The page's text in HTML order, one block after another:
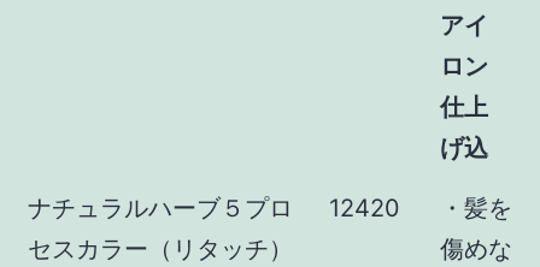
アイ
ロン
仕上
げ込
ナチュラルハーブ５プロ
セスカラー（リタッチ）
12420
・髪を
傷めな